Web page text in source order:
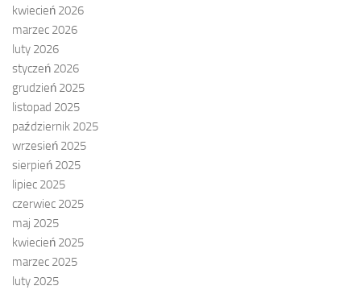
kwiecień 2026
marzec 2026
luty 2026
styczeń 2026
grudzień 2025
listopad 2025
październik 2025
wrzesień 2025
sierpień 2025
lipiec 2025
czerwiec 2025
maj 2025
kwiecień 2025
marzec 2025
luty 2025